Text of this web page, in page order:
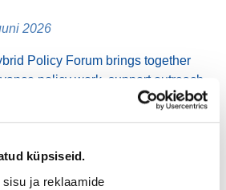
küpsiseid.
ja reklaamide
2026
Policy Forum brings together
policy work, support outreach,
daily networking opportunities.